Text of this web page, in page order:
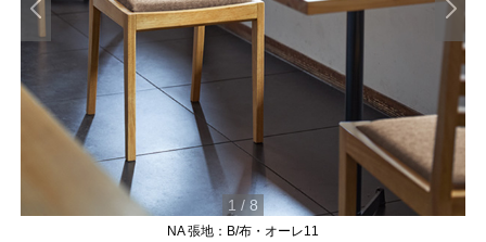
NA 張地：B/布・オーレ11
1 / 8